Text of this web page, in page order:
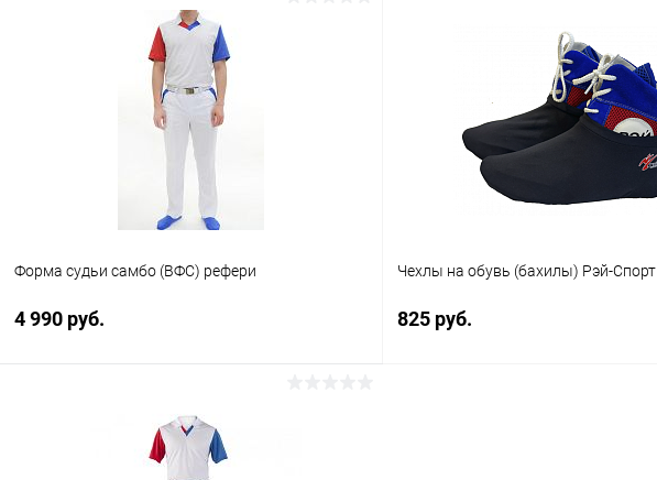
Форма судьи самбо (ВФС) рефери
4 990 руб.
Чехлы на обувь (бахилы) Рэй-Спорт
825 руб.